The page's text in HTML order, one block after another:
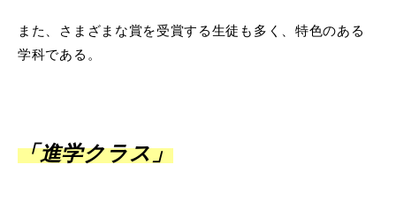
また、さまざまな賞を受賞する生徒も多く、特色のある
学科である。
「進学クラス」